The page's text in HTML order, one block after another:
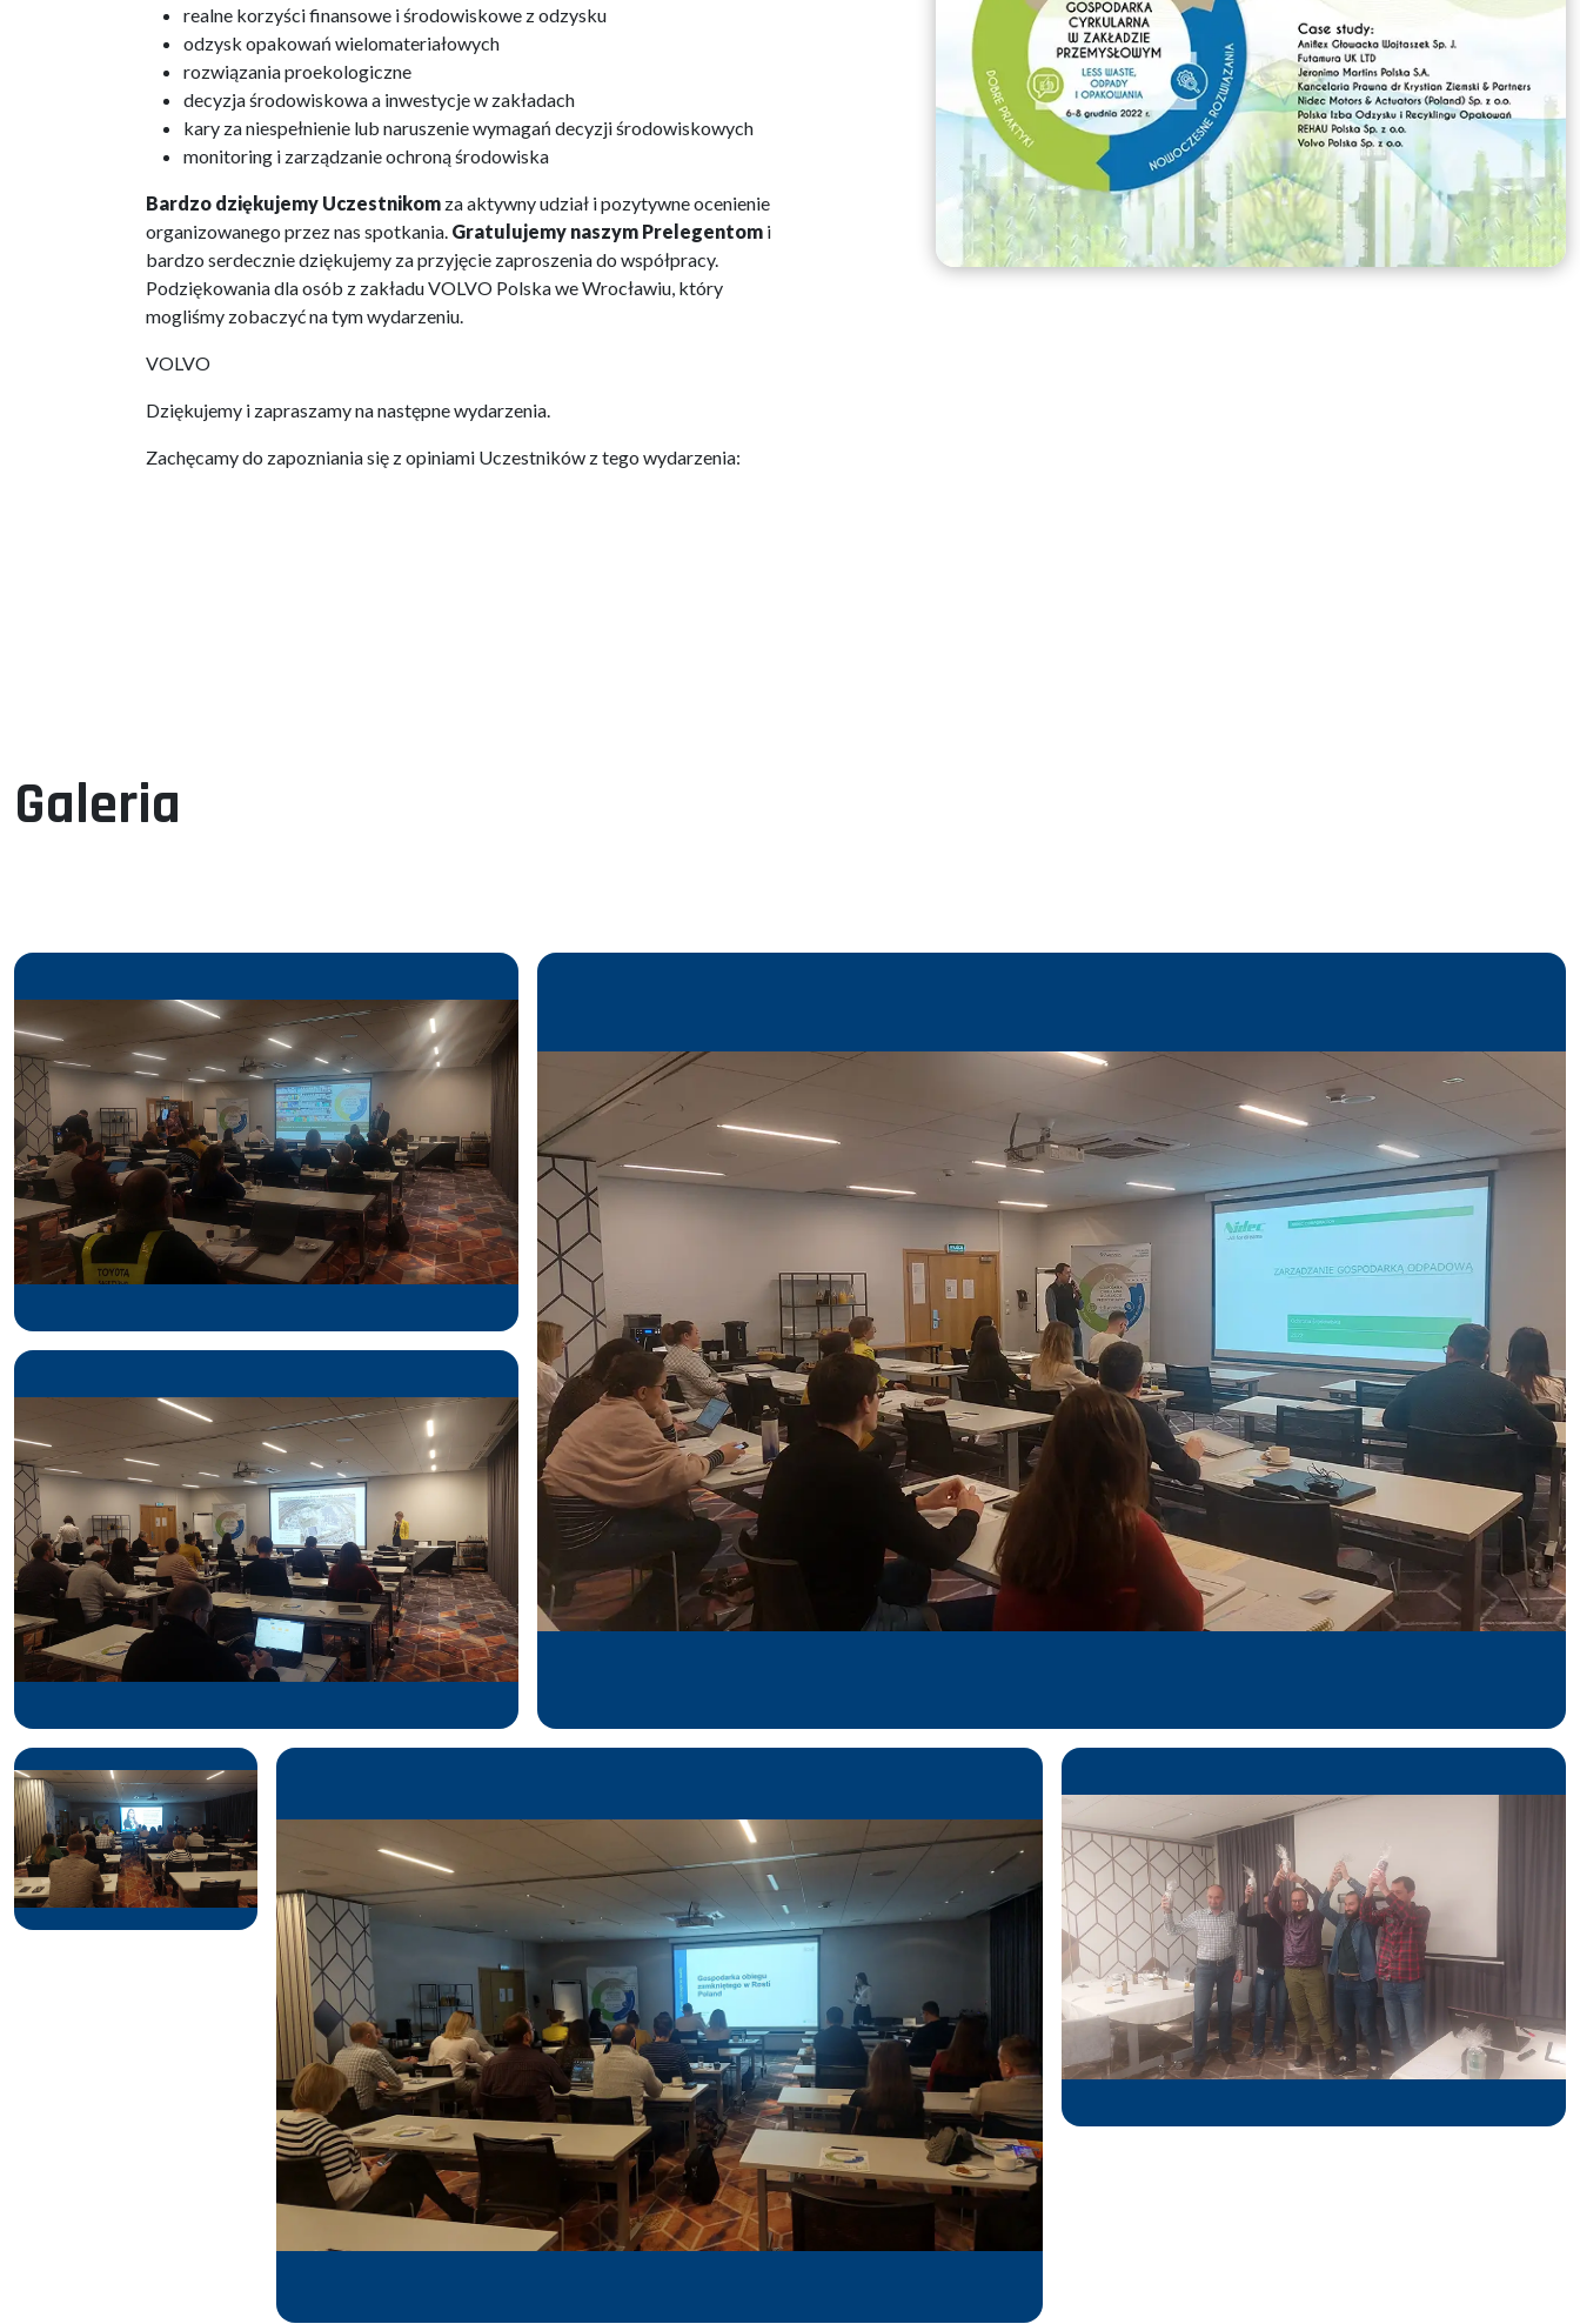
realne korzyści finansowe i środowiskowe z odzysku
odzysk opakowań wielomateriałowych
rozwiązania proekologiczne
decyzja środowiskowa a inwestycje w zakładach
kary za niespełnienie lub naruszenie wymagań decyzji środowiskowych
monitoring i zarządzanie ochroną środowiska
Bardzo dziękujemy Uczestnikom za aktywny udział i pozytywne ocenienie
organizowanego przez nas spotkania. Gratulujemy naszym Prelegentom i
bardzo serdecznie dziękujemy za przyjęcie zaproszenia do współpracy.
Podziękowania dla osób z zakładu VOLVO Polska we Wrocławiu, który
mogliśmy zobaczyć na tym wydarzeniu.
VOLVO
Dziękujemy i zapraszamy na następne wydarzenia.
Zachęcamy do zapozniania się z opiniami Uczestników z tego wydarzenia:
Galeria